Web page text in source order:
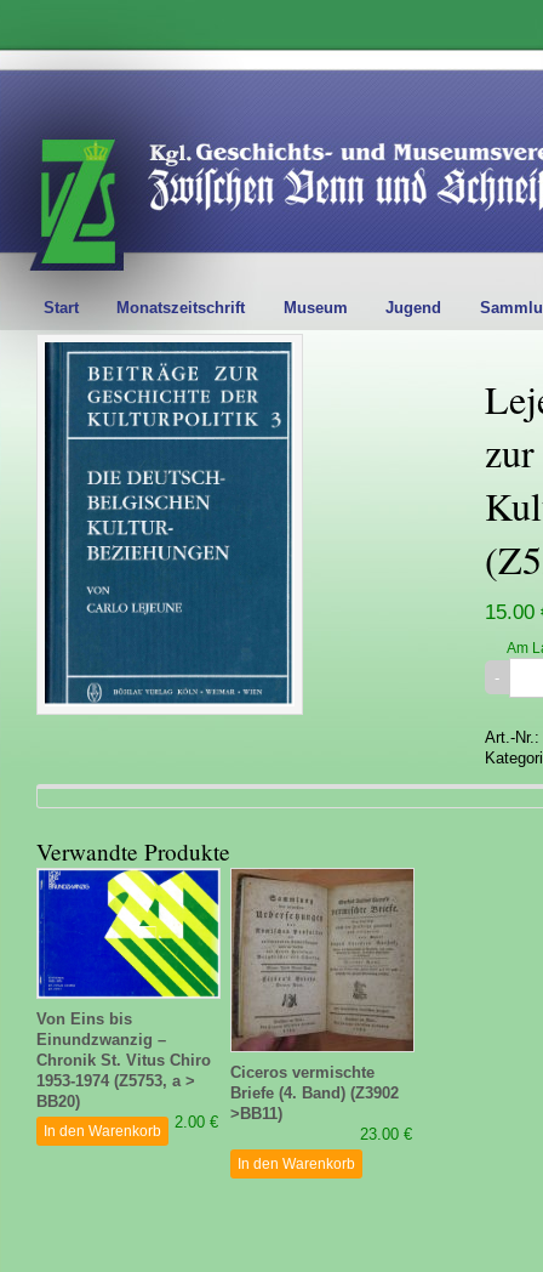
Start Monatszeitschrift Museum Jugend
15.00
Am
Art.-Nr.:
Verwandte Produkte
Von Eins bis
Einundzwanzig –
Chronik St. Vitus Chiro
1953-1974 (Z5753, a >
BB20)
2.00 €
In den Warenkorb
Ciceros vermischte
Briefe (4. Band) (Z3902
>BB11)
23.00 €
In den Warenkorb